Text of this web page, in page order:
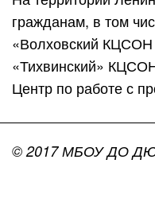
гражданам, в том
«Волховский КЦСОН
«Тихвинский»
Центр по работе с
© 2017 МБОУ ДО